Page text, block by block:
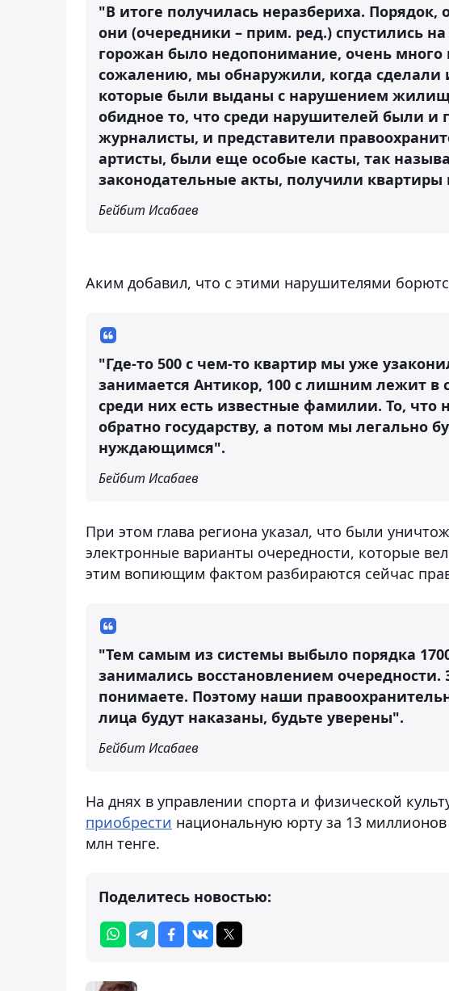
"В итоге получилась неразбериха. Порядок,
они (очередники – прим. ред.) спустились
горожан было недопонимание, очень много
сожалению, мы обнаружили, когда сделали
которые были выданы с нарушением
обидное то, что среди нарушителей были и
журналисты, и представители
артисты, были еще особые касты, так
законодательные акты, получили квартиры
Бейбит Исабаев
Аким добавил, что с этими нарушителями
"Где-то 500 с чем-то квартир мы уже
занимается Антикор, 100 с лишним лежит в
среди них есть известные фамилии. То, что
обратно государству, а потом мы легально
нуждающимся".
Бейбит Исабаев
При этом глава региона указал, что были
электронные варианты очередности, которые
этим вопиющим фактом разбираются сейчас
"Тем самым из системы выбыло порядка
занимались восстановлением очередности.
понимаете. Поэтому наши
лица будут наказаны, будьте уверены".
Бейбит Исабаев
На днях в управлении спорта и физической
приобрести национальную юрту за 13 миллионов
млн тенге.
Поделитесь новостью: